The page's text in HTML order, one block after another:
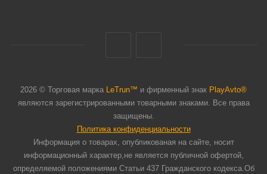
2026 © Торговая марка LeTrun™ и фирменный знак PlayAvto®
являются зарегистрированными товарными знаками. Все права
защищены.
Политика конфиденциальности
Информация о товарах, опубликованая на сайте, носит
информационный характер,не является публичной офертой,
определяемой положениями Статьи 437 Гражданского кодекса.Об